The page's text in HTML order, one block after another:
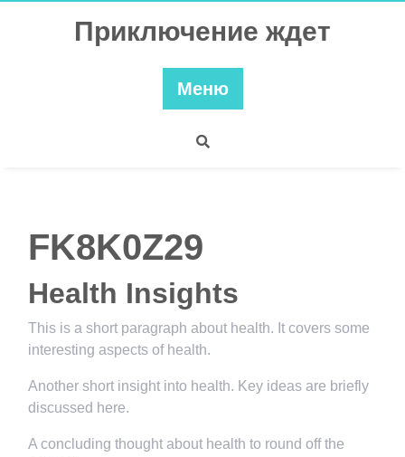
Приключение ждет
Меню
FK8K0Z29
Health Insights
This is a short paragraph about health. It covers some
interesting aspects of health.
Another short insight into health. Key ideas are briefly
discussed here.
A concluding thought about health to round off the